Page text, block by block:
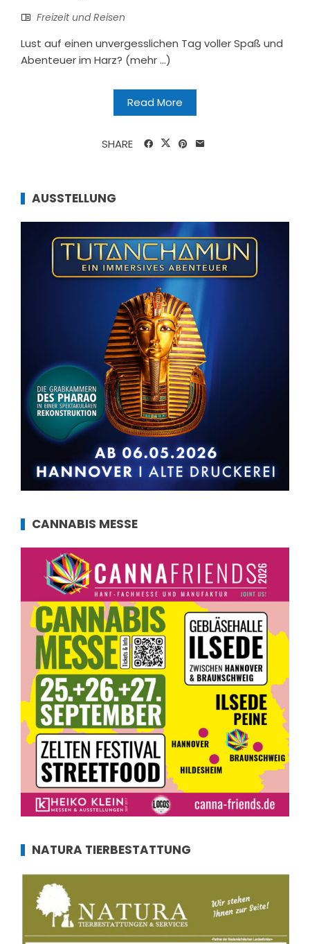
Freizeit und Reisen
Lust auf einen unvergesslichen Tag voller Spaß und
Abenteuer im Harz? (mehr …)
Read More
SHARE
AUSSTELLUNG
CANNABIS MESSE
NATURA TIERBESTATTUNG